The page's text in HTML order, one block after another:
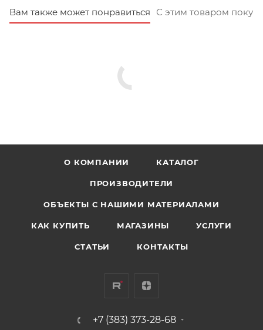
Вам также может понравиться С этим товаром
О КОМПАНИИ КАТАЛОГ
ПРОИЗВОДИТЕЛИ
ОБЪЕКТЫ С НАШИМИ МАТЕРИАЛАМИ
КАК КУПИТЬ МАГАЗИНЫ УСЛУГИ
СТАТЬИ КОНТАКТЫ
+7 (383) 373-28-68